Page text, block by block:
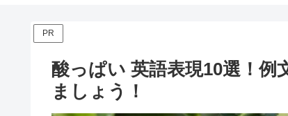
PR
酸っぱい 英語表現10選！例
ましょう！